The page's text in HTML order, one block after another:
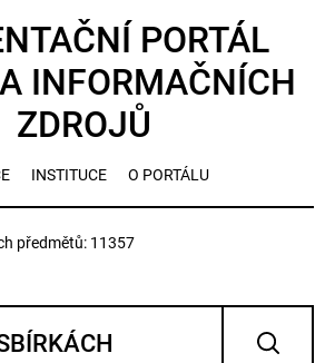
PORTÁL
INFORMAČNÍCH
ZDROJŮ
INSTITUCE O PORTÁLU
předmětů: 11357